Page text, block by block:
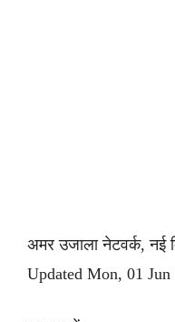
अमर उजाला नेटवर्क, नई
Updated Mon, 01